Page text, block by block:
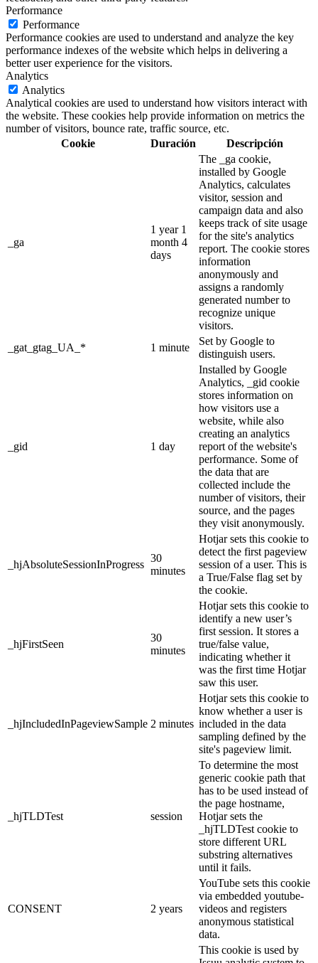
Performance
Performance
Performance cookies are used to understand and analyze the key
performance indexes of the website which helps in delivering a
better user experience for the visitors.
Analytics
Analytics
Analytical cookies are used to understand how visitors interact with
the website. These cookies help provide information on metrics the
number of visitors, bounce rate, traffic source, etc.
Cookie
Duración Descripción
_ga
1 year 1
month 4
days
The _ga cookie,
installed by Google
Analytics, calculates
visitor, session and
campaign data and also
keeps track of site usage
for the site's analytics
report. The cookie stores
information
anonymously and
assigns a randomly
generated number to
recognize unique
visitors.
_gat_gtag_UA_*
1 minute
Set by Google to
distinguish users.
_gid 1 day
Installed by Google
Analytics, _gid cookie
stores information on
how visitors use a
website, while also
creating an analytics
report of the website's
performance. Some of
the data that are
collected include the
number of visitors, their
source, and the pages
they visit anonymously.
_hjAbsoluteSessionInProgress
30
minutes
Hotjar sets this cookie to
detect the first pageview
session of a user. This is
a True/False flag set by
the cookie.
_hjFirstSeen
30
minutes
Hotjar sets this cookie to
identify a new user’s
first session. It stores a
true/false value,
indicating whether it
was the first time Hotjar
saw this user.
_hjIncludedInPageviewSample 2 minutes
Hotjar sets this cookie to
know whether a user is
included in the data
sampling defined by the
site's pageview limit.
_hjTLDTest session
To determine the most
generic cookie path that
has to be used instead of
the page hostname,
Hotjar sets the
_hjTLDTest cookie to
store different URL
substring alternatives
until it fails.
CONSENT 2 years
YouTube sets this cookie
via embedded youtube-
videos and registers
anonymous statistical
data.
This cookie is used by